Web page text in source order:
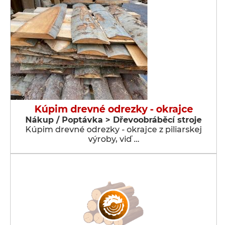
Kúpim drevné odrezky - okrajce
Nákup / Poptávka > Dřevoobráběcí stroje
Kúpim drevné odrezky - okrajce z piliarskej
výroby, viď …